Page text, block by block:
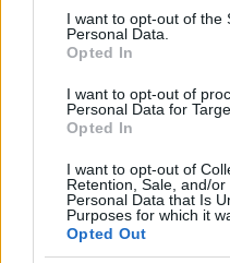
consent section.
I want to opt-out of the
Personal Data.
Opted In
I want to opt-out of
Personal Data for
Opted In
I want to opt-out of
Retention, Sale, and/
Personal Data that Is
Purposes for which it
Opted Out
kezdeményezésére a
30. (kedd) között tovább
TOVÁBB OLVASOM
Szolnok csúcshőmérséklet
,nyár,nyitvatartás,
Éppen megfő az
vagonokban? Akkor